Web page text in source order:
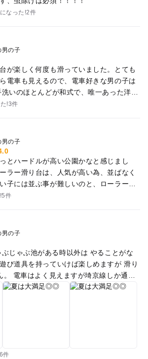
なった!2件
男の子
が楽しく何度も滑っていました。とても
電車も見えるので、電車好きな男の子は
いのほとんどが和式で、唯一あった洋式
て使いにくいという環境がとても残念で
!3件
男の子
とハードルが高い公園かなと感じまし
ラー滑り台は、人気が高い為、並ばなく
子には並ぶ事が難しいのと、ローラーの
ったと感じました。
5件
男の子
び道具を持っていけば楽しめますが 滑り
電車はよく見えますが埼京線しか通り
ゃぶ池はとってもおすすめ！小さい子は
6件